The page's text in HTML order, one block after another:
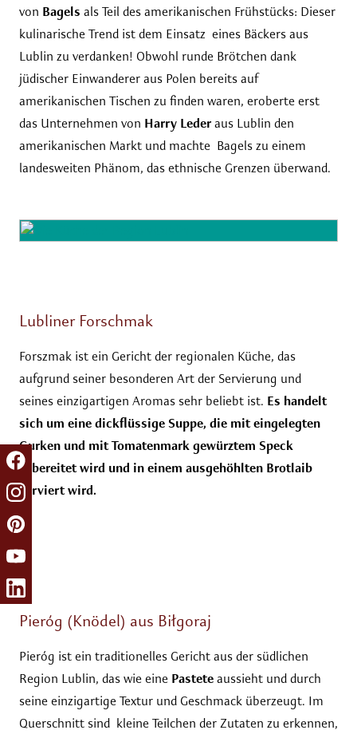
von Bagels als Teil des amerikanischen Frühstücks: Dieser
kulinarische Trend ist dem Einsatz eines Bäckers aus
Lublin zu verdanken! Obwohl runde Brötchen dank
jüdischer Einwanderer aus Polen bereits auf
amerikanischen Tischen zu finden waren, eroberte erst
das Unternehmen von Harry Lederaus Lublin den
amerikanischen Markt und machte Bagels zu einem
landesweiten Phänom, das ethnische Grenzen überwand.
Lubliner Forschmak
Forszmak ist ein Gericht der regionalen Küche, das
aufgrund seiner besonderen Art der Servierung und
seines einzigartigen Aromas sehr beliebt ist. Es handelt
sich um eine dickflüssige Suppe, die mit eingelegten
Gurken und mit Tomatenmark gewürztem Speck
zubereitet wird und in einem ausgehöhlten Brotlaib
serviert wird.
Pieróg (Knödel) aus Biłgoraj
Pieróg ist ein traditionelles Gericht aus der südlichen
Region Lublin, das wie eine Pasteteaussieht und durch
seine einzigartige Textur und Geschmack überzeugt. Im
Querschnitt sind kleine Teilchen der Zutaten zu erkennen,